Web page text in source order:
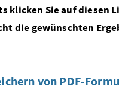
klicken Sie auf diesen
die gewünschten
von PDF-